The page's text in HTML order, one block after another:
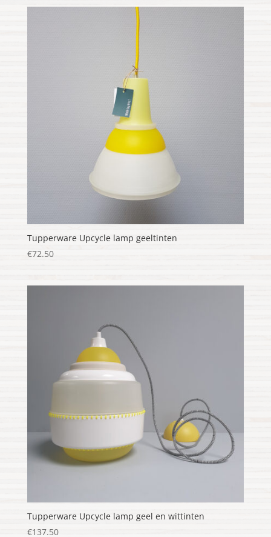
Tupperware Upcycle lamp geeltinten
€72.50
Tupperware Upcycle lamp geel en wittinten
€137.50